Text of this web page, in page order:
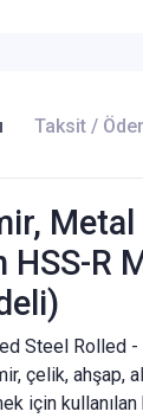
Taksit /
HSS-R
Steel Rolled
çelik, ahşap,
için